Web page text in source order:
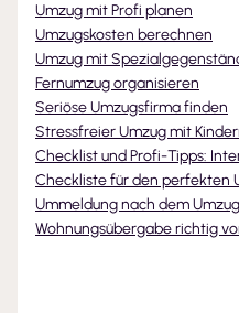
Umzug mit Profi planen
Umzugskosten berechnen
Umzug mit
Fernumzug organisieren
Seriöse Umzugsfirma finden
Stressfreier Umzug mit
Checklist und Profi-Tipps:
Checkliste für den perfekten
Ummeldung nach dem Umzug
Wohnungsübergabe richtig